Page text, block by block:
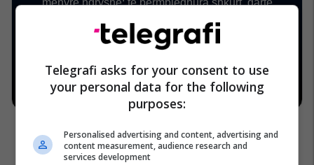
Telegrafi asks for your consent to use
your personal data for the following
purposes:
Personalised advertising and content, advertising and
content measurement, audience research and
services development